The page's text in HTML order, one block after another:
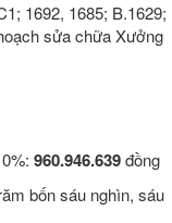
1692, 1685; B.1629;
sửa chữa Xưởng
960.946.639đồng
bốn sáu nghìn, sáu